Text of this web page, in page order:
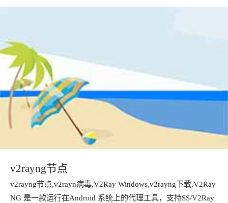
v2rayng节点
v2rayng节点,v2rayn病毒,V2Ray Windows,v2rayng下载,V2Ray
NG 是一款运行在Android 系统上的代理工具，支持SS/V2Ray